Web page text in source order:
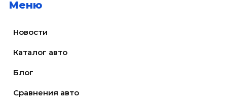
Меню
Новости
Каталог авто
Блог
Сравнения авто